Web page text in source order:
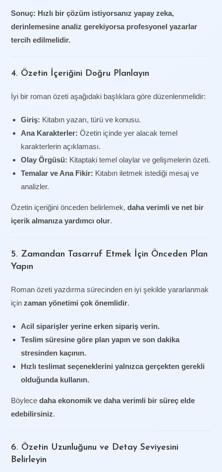
Sonuç: Hızlı bir çözüm istiyorsanız yapay zeka,
derinlemesine analiz gerekiyorsa profesyonel yazarlar
tercih edilmelidir.
4. Özetin İçeriğini Doğru Planlayın
İyi bir roman özeti aşağıdaki başlıklara göre düzenlenmelidir:
Giriş: Kitabın yazarı, türü ve konusu.
Ana Karakterler: Özetin içinde yer alacak temel
karakterlerin açıklaması.
Olay Örgüsü: Kitaptaki temel olaylar ve gelişmelerin özeti.
Temalar ve Ana Fikir: Kitabın iletmek istediği mesaj ve
analizler.
Özetin içeriğini önceden belirlemek,daha verimli ve net bir
içerik almanıza yardımcı olur.
5. Zamandan Tasarruf Etmek İçin Önceden Plan
Yapın
Roman özeti yazdırma sürecinden en iyi şekilde yararlanmak
içinzaman yönetimi çok önemlidir.
Acil siparişler yerine erken sipariş verin.
Teslim süresine göre plan yapın ve son dakika
stresinden kaçının.
Hızlı teslimat seçeneklerini yalnızca gerçekten gerekli
olduğunda kullanın.
Böylecedaha ekonomik ve daha verimli bir süreç elde
edebilirsiniz.
6. Özetin Uzunluğunu ve Detay Seviyesini
Belirleyin